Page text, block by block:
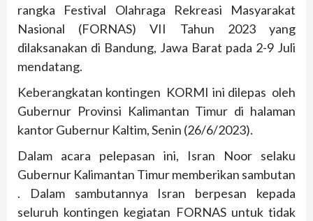
rangka Festival Olahraga Rekreasi Masyarakat
Nasional (FORNAS) VII Tahun 2023 yang
dilaksanakan di Bandung, Jawa Barat pada 2-9 Juli
mendatang.
Keberangkatan kontingen KORMI ini dilepas oleh
Gubernur Provinsi Kalimantan Timur di halaman
kantor Gubernur Kaltim, Senin (26/6/2023).
Dalam acara pelepasan ini, Isran Noor selaku
Gubernur Kalimantan Timur memberikan sambutan
. Dalam sambutannya Isran berpesan kepada
seluruh kontingen kegiatan FORNAS untuk tidak